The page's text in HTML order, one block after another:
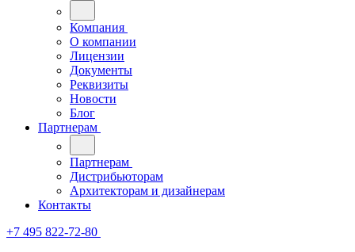
Компания
О компании
Лицензии
Документы
Реквизиты
Новости
Блог
Партнерам
Партнерам
Дистрибьюторам
Архитекторам и дизайнерам
Контакты
+7 495 822-72-80